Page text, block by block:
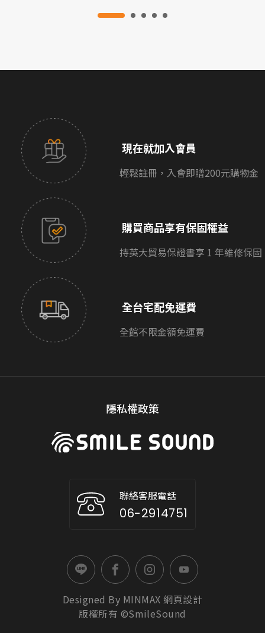
現在就加入會員
輕鬆註冊，入會即贈200元購物金
購買商品享有保固權益
持英大貿易保證書享 1 年維修保固
全台宅配免運費
全館不限金額免運費
隱私權政策
聯絡客服電話
06-2914751
Designed By MINMAX 網頁設計
版權所有 ©SmileSound